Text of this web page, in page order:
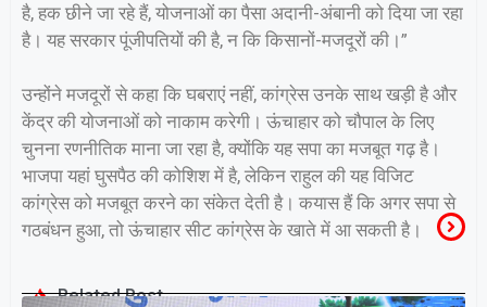
है, हक छीने जा रहे हैं, योजनाओं का पैसा अदानी-अंबानी को दिया जा रहा
है। यह सरकार पूंजीपतियों की है, न कि किसानों-मजदूरों की।”
उन्होंने मजदूरों से कहा कि घबराएं नहीं, कांग्रेस उनके साथ खड़ी है और
केंद्र की योजनाओं को नाकाम करेगी। ऊंचाहार को चौपाल के लिए
चुनना रणनीतिक माना जा रहा है, क्योंकि यह सपा का मजबूत गढ़ है।
भाजपा यहां घुसपैठ की कोशिश में है, लेकिन राहुल की यह विजिट
कांग्रेस को मजबूत करने का संकेत देती है। कयास हैं कि अगर सपा से
गठबंधन हुआ, तो ऊंचाहार सीट कांग्रेस के खाते में आ सकती है।
Related Post